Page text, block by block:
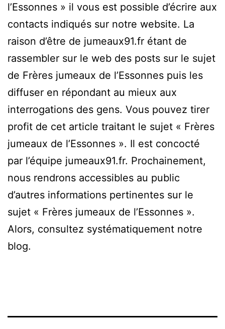
l’Essonnes » il vous est possible d’écrire aux
contacts indiqués sur notre website. La
raison d’être de jumeaux91.fr étant de
rassembler sur le web des posts sur le sujet
de Frères jumeaux de l’Essonnes puis les
diffuser en répondant au mieux aux
interrogations des gens. Vous pouvez tirer
profit de cet article traitant le sujet « Frères
jumeaux de l’Essonnes ». Il est concocté
par l’équipe jumeaux91.fr. Prochainement,
nous rendrons accessibles au public
d’autres informations pertinentes sur le
sujet « Frères jumeaux de l’Essonnes ».
Alors, consultez systématiquement notre
blog.